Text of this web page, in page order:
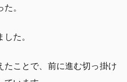
。
た。
たことで、前に進む切っ掛け